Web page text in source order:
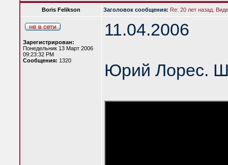
Boris Felikson Заголовок сообщения: Re: 20 лет назад.
Зарегистрирован:
Понедельник 13 Март 2006
09:23:32 PM
Сообщения: 1320
11.04.2006
Юрий Лорес.